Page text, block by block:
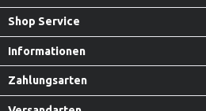
Shop Service
Informationen
Zahlungsarten